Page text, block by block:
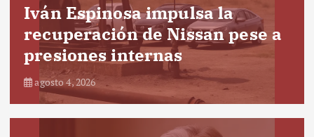
Iván Espinosa impulsa la
recuperación de Nissan pese a
presiones internas
agosto 4, 2026